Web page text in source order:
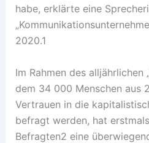
habe, erklärte eine
2020.1
Im Rahmen des alljährlichen
dem 34 000 Menschen aus
Vertrauen in die
befragt werden, hat
Befragten2 eine